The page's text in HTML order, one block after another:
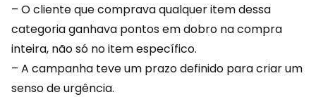
– O cliente que comprava qualquer item dessa
categoria ganhava pontos em dobro na compra
inteira, não só no item específico.
– A campanha teve um prazo definido para criar um
senso de urgência.